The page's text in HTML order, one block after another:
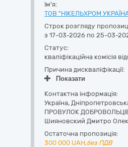
Ім'я:
ТОВ "НІКЕЛЬХРОМ
Строк розгляду
з 17-03-2026 по 25-03-
Статус:
кваліфікаційна комісія
Причина дискваліфікації:
Показати
Контактна інформація:
Україна,
ПРОВУЛОК
Шияновский Дмитро
Остаточна пропозиція:
300 000 UAH,без ПДВ